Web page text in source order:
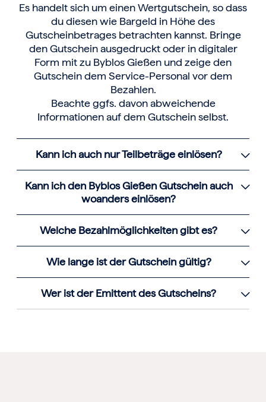
Es handelt sich um einen Wertgutschein, so dass
du diesen wie Bargeld in Höhe des
Gutscheinbetrages betrachten kannst. Bringe
den Gutschein ausgedruckt oder in digitaler
Form mit zu Byblos Gießen und zeige den
Gutschein dem Service-Personal vor dem
Bezahlen.
Beachte ggfs. davon abweichende
Informationen auf dem Gutschein selbst.
Kann ich auch nur Teilbeträge einlösen?
Kann ich den Byblos Gießen Gutschein auch
woanders einlösen?
Welche Bezahlmöglichkeiten gibt es?
Wie lange ist der Gutschein gültig?
Wer ist der Emittent des Gutscheins?